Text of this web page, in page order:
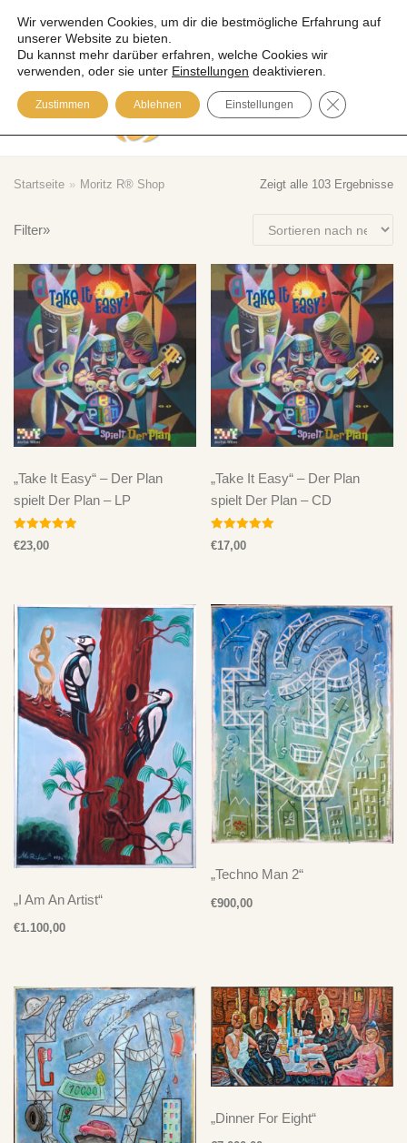
Zum
Inhalt
springen
Startseite » Moritz R® Shop Zeigt alle 103 Ergebnisse
Filter»
„Take It Easy“ – Der Plan
spielt Der Plan – LP
Bewertet mit
5.00
€23,00
„Take It Easy“ – Der Plan
spielt Der Plan – CD
Bewertet mit
5.00
€17,00
„I Am An Artist“
€1.100,00
„Techno Man 2“
€900,00
„Dinner For Eight“
CH
E
Warenkorb
Mega-Pack with Poster!
Wir verwenden Cookies, um dir die bestmögliche Erfahrung auf
unserer Website zu bieten.
Du kannst mehr darüber erfahren, welche Cookies wir
verwenden, oder sie unter Einstellungen deaktivieren.
Zustimmen Ablehnen Einstellungen GDPR